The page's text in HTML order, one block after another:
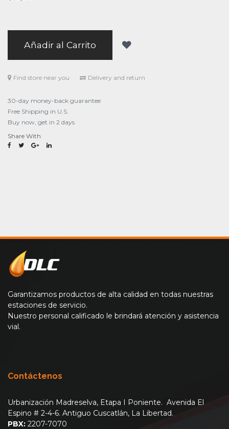
Añadir al Carrito
Find store near you Delivery and return
30-day money-back guarantee
Free Shipping in U.S.
Buy now, get in 2 days
Share With
Garantizamos productos de alta calidad en todas nuestras
estaciones de servicio.
Nuestro personal calificado le brindará atención y asistencia
vial.
Contáctenos
Urbanización Madreselva, Etapa I Poniente. Avenida El
Espino # 2-4-6. Antiguo Cuscatlán, La Libertad.
PBX: 2207-7070